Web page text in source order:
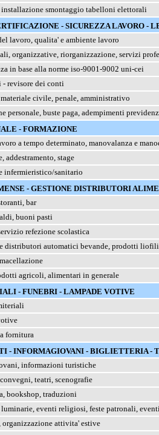
smontaggio tabelloni elettorali
- SICUREZZA LAVORO -
lavoro, qualita' e ambiente lavoro
organizzative, riorganizzazione, servizi
in base alla norme iso-9001-9002 uni-cei
revisore dei conti
civile, penale, amministrativo
personale, buste paga, adempimenti
- FORMAZIONE
a tempo determinato, manovalanza e
addestramento, stage
infermieristico/sanitario
- GESTIONE DISTRIBUTORI
bar
buoni pasti
refezione scolastica
distributori automatici bevande, prodotti
agricoli, alimentari in generale
- FUNEBRI - LAMPADE VOTIVE
fornitura
- INFORMAGIOVANI - BIGLIETTERIA -
informazioni turistiche
teatri, scenografie
bookshop, traduzioni
eventi religiosi, feste patronali,
attivita' estive